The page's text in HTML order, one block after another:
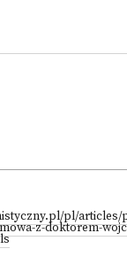
pl/articles/
z-doktorem-